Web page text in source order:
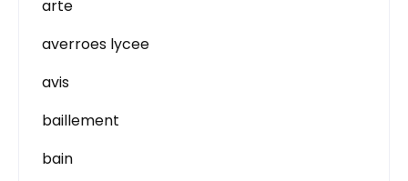
arte
averroes lycee
avis
baillement
bain